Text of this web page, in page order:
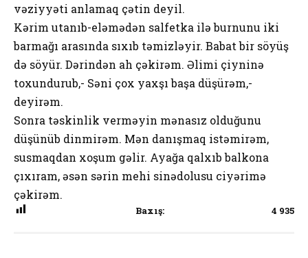
vəziyyəti anlamaq çətin deyil.
Kərim utanıb-eləmədən salfetka ilə burnunu iki
barmağı arasında sıxıb təmizləyir. Babat bir söyüş
də söyür. Dərindən ah çəkirəm. Əlimi çiyninə
toxundurub,- Səni çox yaxşı başa düşürəm,-
deyirəm.
Sonra təskinlik verməyin mənasız olduğunu
düşünüb dinmirəm. Mən danışmaq istəmirəm,
susmaqdan xoşum gəlir. Ayağa qalxıb balkona
çıxıram, əsən sərin mehi sinədolusu ciyərimə
çəkirəm.
Baxış: 4 935